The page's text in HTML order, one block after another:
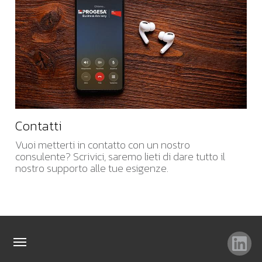
Contatti
Vuoi metterti in contatto con un nostro
consulente? Scrivici, saremo lieti di dare tutto il
nostro supporto alle tue esigenze.